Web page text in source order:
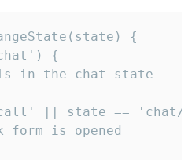
{
{
in the chat state
|| state ==
form is opened